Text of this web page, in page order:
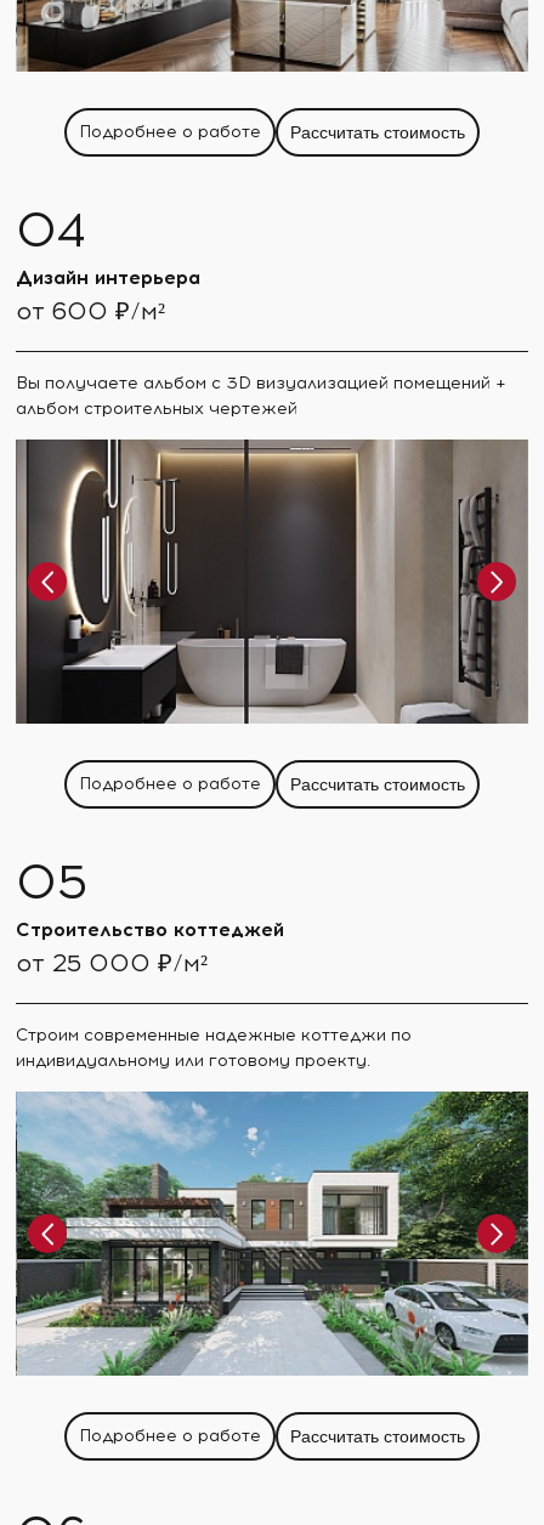
Подробнее о работе Рассчитать стоимость
Дизайн интерьера
от 600 ₽/м²
Вы получаете альбом с 3D визуализацией помещений +
альбом строительных чертежей
Подробнее о работе Рассчитать стоимость
Строительство коттеджей
от 25 000 ₽/м²
Строим современные надежные коттеджи по
индивидуальному или готовому проекту.
Подробнее о работе Рассчитать стоимость